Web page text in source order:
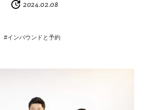
2024.02.08
#インバウンドと予約